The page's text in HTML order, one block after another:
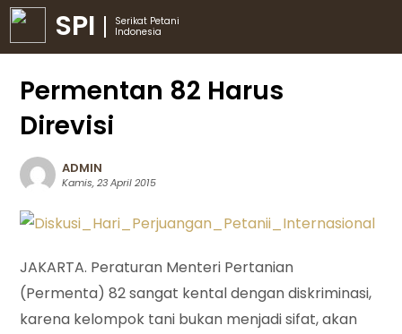
SPI
Serikat Petani
Indonesia
Permentan 82 Harus
Direvisi
ADMIN
Kamis, 23 April 2015
JAKARTA. Peraturan Menteri Pertanian
(Permenta) 82 sangat kental dengan diskriminasi,
karena kelompok tani bukan menjadi sifat, akan